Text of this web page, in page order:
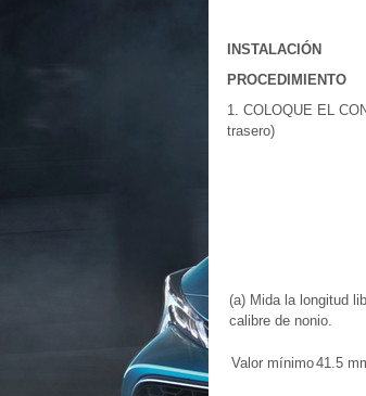
INSTALACIÓN
PROCEDIMIENTO
1. COLOQUE EL
trasero)
(a) Mida la longitud
calibre de nonio.
Valor mínimo41.5